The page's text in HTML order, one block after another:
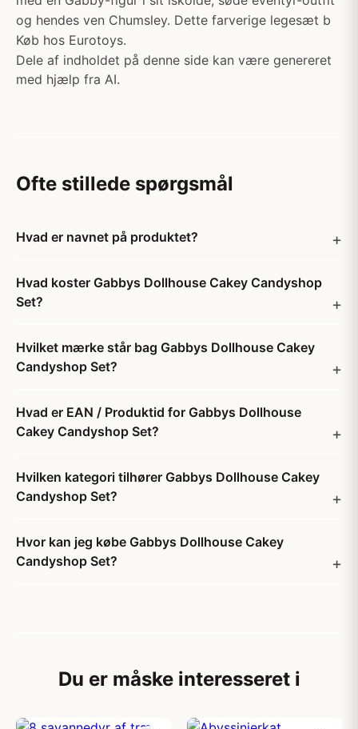
og hendes ven Chumsley. Dette farverige legesæt b
Køb hos Eurotoys.
Dele af indholdet på denne side kan være genereret
med hjælp fra AI.
Ofte stillede spørgsmål
Hvad er navnet på produktet?
Hvad koster Gabbys Dollhouse Cakey Candyshop
Set?
Hvilket mærke står bag Gabbys Dollhouse Cakey
Candyshop Set?
Hvad er EAN / Produktid for Gabbys Dollhouse
Cakey Candyshop Set?
Hvilken kategori tilhører Gabbys Dollhouse Cakey
Candyshop Set?
Hvor kan jeg købe Gabbys Dollhouse Cakey
Candyshop Set?
Du er måske interesseret i